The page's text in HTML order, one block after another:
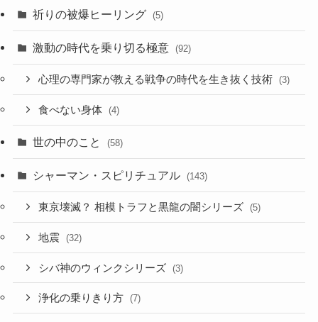
祈りの被爆ヒーリング (5)
激動の時代を乗り切る極意 (92)
心理の専門家が教える戦争の時代を生き抜く技術 (3)
食べない身体 (4)
世の中のこと (58)
シャーマン・スピリチュアル (143)
東京壊滅？ 相模トラフと黒龍の闇シリーズ (5)
地震 (32)
シバ神のウィンクシリーズ (3)
浄化の乗りきり方 (7)